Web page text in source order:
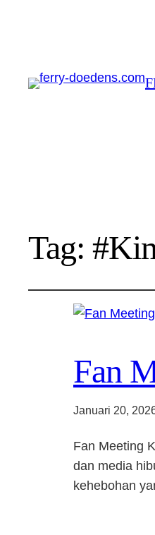
Tag:
Fan
Januari 20,
Fan Meeting
dan media
kehebohan